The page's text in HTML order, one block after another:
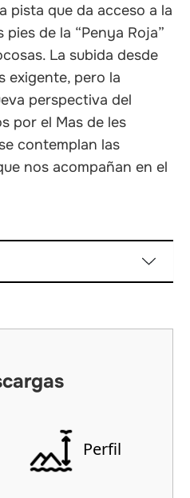
pista que da acceso a la
pies de la “Penya Roja”
La subida desde
exigente, pero la
perspectiva del
por el Mas de les
contemplan las
nos acompañan en el
Perfil